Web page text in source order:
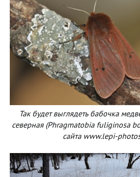
Так будет выглядеть бабочка
северная (Phragmatobia fuliginosa
сайта www.lepi-